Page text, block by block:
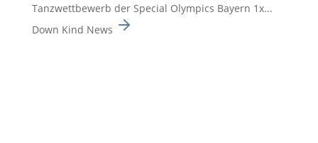
Tanzwett­be­werb der Special Olympics Bayern 1x...
Down Kind News